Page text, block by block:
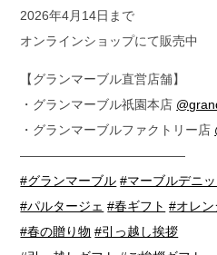
2026年4月14日まで
オンラインショップにて販売中
【グランマーブル直営店舗】
・グランマーブル祇園本店
・グランマーブルファクトリー店
—————————————
#グランマーブル #マーブルデニ
#パルタージェ #春ギフト #オレン
#春の贈り物 #引っ越し挨拶